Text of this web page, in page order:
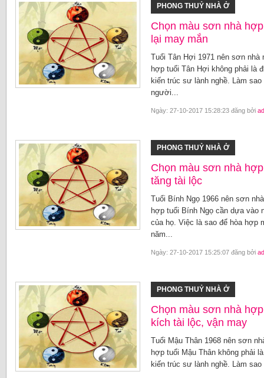
PHONG THUỶ NHÀ Ở
Chọn màu sơn nhà
lại may mắn
Tuổi Tân Hợi 1971 nên sơn
hợp tuổi Tân Hợi không phải là
kiến trúc sư lành nghề. Làm
người...
Ngày: 27-10-2017 15:28:23 đăng bởi
PHONG THUỶ NHÀ Ở
Chọn màu sơn nhà
tăng tài lộc
Tuổi Bính Ngọ 1966 nên sơn
hợp tuổi Bính Ngọ cần dựa vào
của họ. Việc là sao để hòa hợp
năm...
Ngày: 27-10-2017 15:25:07 đăng bởi
PHONG THUỶ NHÀ Ở
Chọn màu sơn nhà
kích tài lộc, vận may
Tuổi Mậu Thân 1968 nên sơn
hợp tuổi Mậu Thân không phải
kiến trúc sư lành nghề. Làm